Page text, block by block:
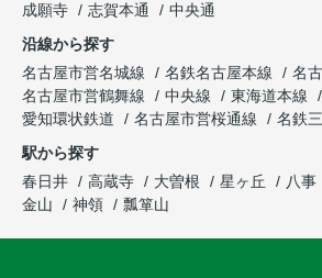
成願寺
志賀本通
中央通
沿線から探す
名古屋市営名城線
名鉄名古屋本線
名
名古屋市営鶴舞線
中央線 東海道本線
愛知環状鉄道
名古屋市営桜通線
名鉄
駅から探す
春日井
高蔵寺 大曽根 星ヶ丘 八事
金山
神領 瓢箪山